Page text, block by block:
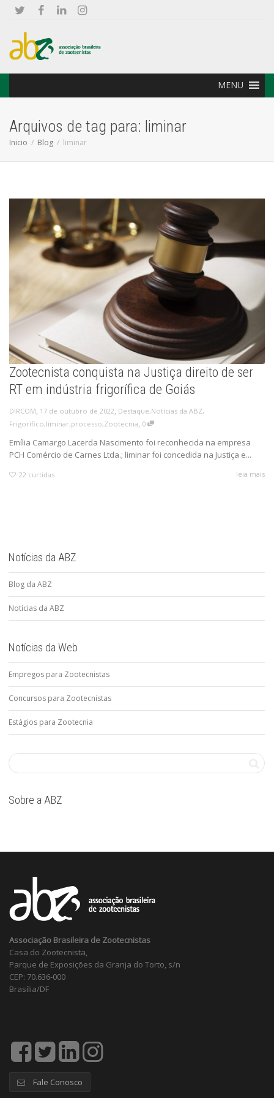
MENU
Arquivos de tag para: liminar
Inicio Blog liminar
Zootecnista conquista na Justiça direito de ser
RT em indústria frigorífica de Goiás
DIRCOM, 17 de outubro de 2022, Destaque,Notícias da ABZ,
Frigorífico,liminar,processo,Zootecnia, 0
Emília Camargo Lacerda Nascimento foi reconhecida na empresa
PCH Comércio de Carnes Ltda.; liminar foi concedida na Justiça e...
22 curtidas leia mais
Notícias da ABZ
Blog da ABZ
Notícias da ABZ
Notícias da Web
Empregos para Zootecnistas
Concursos para Zootecnistas
Estágios para Zootecnia
Sobre a ABZ
Associação Brasileira de Zootecnistas
Casa do Zootecnista,
Parque de Exposições da Granja do Torto, s/n
CEP: 70.636-000
Brasília/DF
Fale Conosco